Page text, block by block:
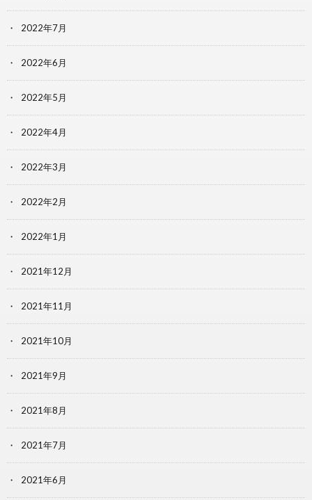
2022年7月
2022年6月
2022年5月
2022年4月
2022年3月
2022年2月
2022年1月
2021年12月
2021年11月
2021年10月
2021年9月
2021年8月
2021年7月
2021年6月